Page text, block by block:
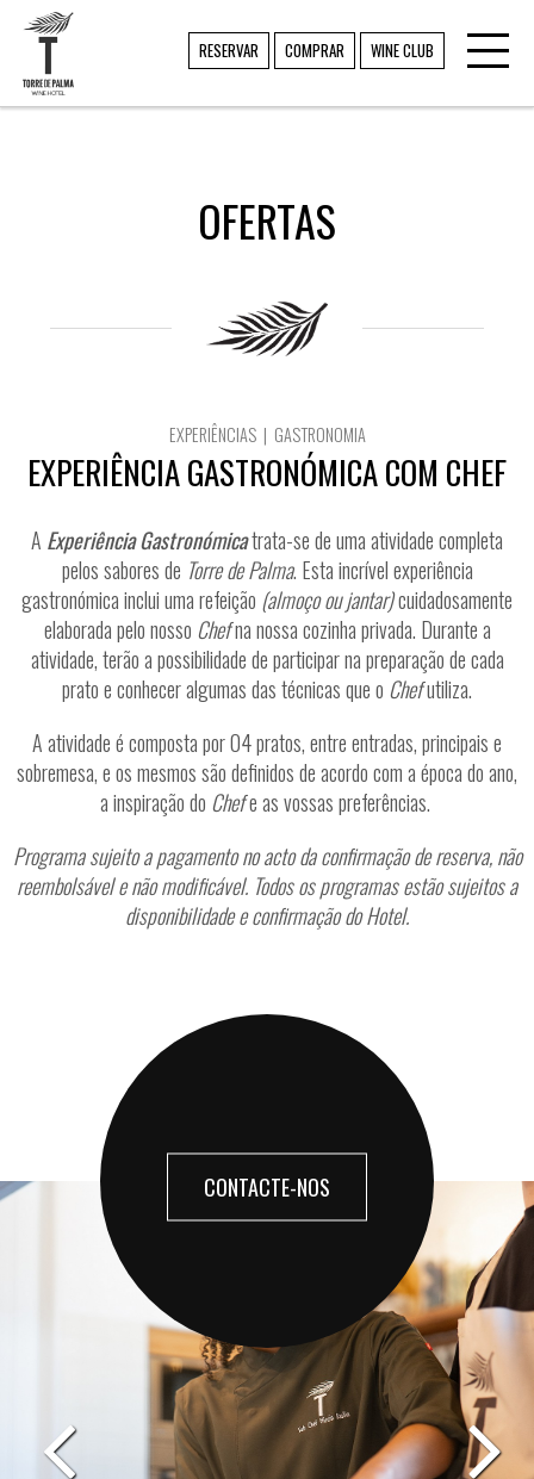
RESERVAR COMPRAR WINE CLUB
OFERTAS
EXPERIÊNCIAS | GASTRONOMIA
EXPERIÊNCIA GASTRONÓMICA COM CHEF
A Experiência Gastronómicatrata-se de uma atividade completa
pelos sabores de Torre de Palma. Esta incrível experiência
gastronómica inclui uma refeição (almoço ou jantar)cuidadosamente
elaborada pelo nosso Chefna nossa cozinha privada. Durante a
atividade, terão a possibilidade de participar na preparação de cada
prato e conhecer algumas das técnicas que o Chefutiliza.
A atividade é composta por 04 pratos, entre entradas, principais e
sobremesa, e os mesmos são definidos de acordo com a época do ano,
a inspiração do Chefe as vossas preferências.
Programa sujeito a pagamento no acto da confirmação de reserva, não
reembolsável e não modificável. Todos os programas estão sujeitos a
disponibilidade e confirmação do Hotel.
CONTACTE-NOS